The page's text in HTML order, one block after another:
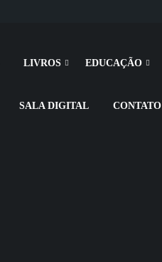
LIVROS EDUCAÇÃO
SALA DIGITAL CONTATO